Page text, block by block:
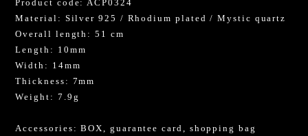
Product code: ACP0324
Material: Silver 925 / Rhodium plated / Mystic quartz
Overall length: 51 cm
Length: 10mm
Width: 14mm
Thickness: 7mm
Weight: 7.9g
Accessories: BOX, guarantee card, shopping bag